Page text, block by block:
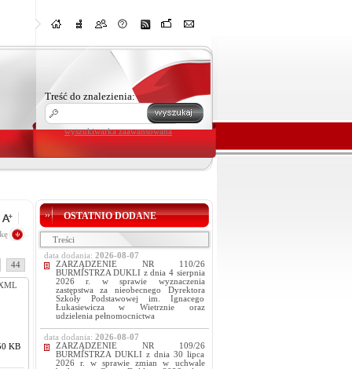
Treść do znalezienia:
wyszukiwarka zaawansowana
44
KB
OSTATNIO DODANE
Treści
data dodania: 2026-08-07
ZARZĄDZENIE NR 110/26
BURMISTRZA DUKLI z dnia 4 sierpnia
2026 r. w sprawie wyznaczenia
zastępstwa za nieobecnego Dyrektora
Szkoły Podstawowej im. Ignacego
Łukasiewicza w Wietrznie oraz
udzielenia pełnomocnictwa
data dodania: 2026-08-07
ZARZĄDZENIE NR 109/26
BURMISTRZA DUKLI z dnia 30 lipca
2026 r. w sprawie zmian w uchwale